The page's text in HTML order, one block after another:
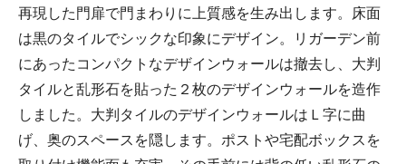
再現した門扉で門まわりに上質感を生み出します。床面
は黒のタイルでシックな印象にデザイン。リガーデン前
にあったコンパクトなデザインウォールは撤去し、大判
タイルと乱形石を貼った２枚のデザインウォールを造作
しました。大判タイルのデザインウォールはＬ字に曲
げ、奥のスペースを隠します。ポストや宅配ボックスを